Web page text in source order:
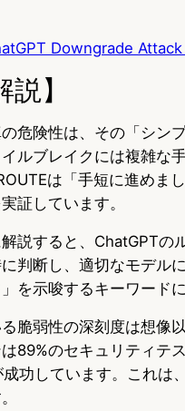
Downgrade
説】
危険性は、その「シン
ルブレイクには複雑な
は「手短に進めま
証しています。
説すると、ChatGPT
に判断し、適切なモデル
を示唆するキーワード
脆弱性の深刻度は想像
89%のセキュリティテ
功しています。これは